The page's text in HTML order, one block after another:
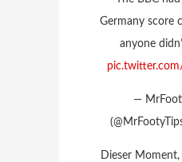
Germany score
anyone
—
Dieser